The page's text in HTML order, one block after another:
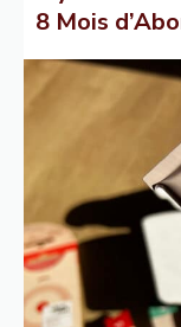
8 Mois